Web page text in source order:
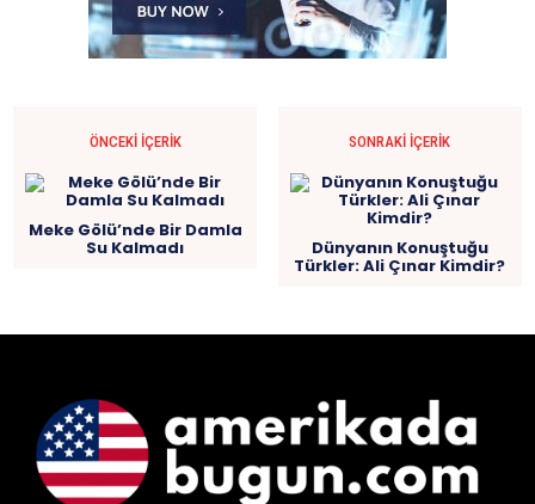
ÖNCEKI İÇERIK
Meke Gölü’nde Bir Damla
Su Kalmadı
SONRAKI İÇERIK
Dünyanın Konuştuğu
Türkler: Ali Çınar Kimdir?